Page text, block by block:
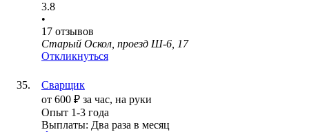
3.8
•
17 отзывов
Старый Оскол, проезд Ш-6, 17
Откликнуться
Сварщик
от 600 ₽ за час, на руки
Опыт 1-3 года
Выплаты: Два раза в месяц